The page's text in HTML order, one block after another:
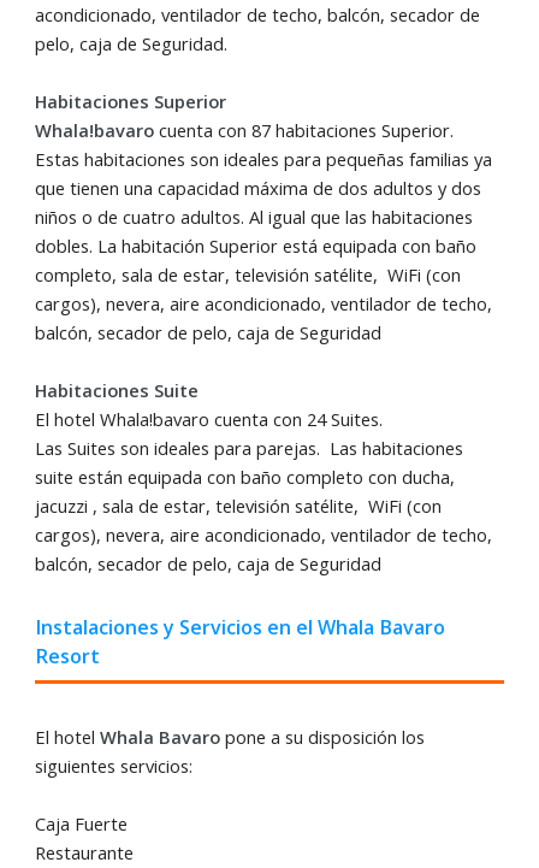
acondicionado, ventilador de techo, balcón, secador de
pelo, caja de Seguridad.
Habitaciones Superior
Whala!bavaro cuenta con 87 habitaciones Superior.
Estas habitaciones son ideales para pequeñas familias ya
que tienen una capacidad máxima de dos adultos y dos
niños o de cuatro adultos. Al igual que las habitaciones
dobles. La habitación Superior está equipada con baño
completo, sala de estar, televisión satélite, WiFi (con
cargos), nevera, aire acondicionado, ventilador de techo,
balcón, secador de pelo, caja de Seguridad
Habitaciones Suite
El hotel Whala!bavaro cuenta con 24 Suites.
Las Suites son ideales para parejas. Las habitaciones
suite están equipada con baño completo con ducha,
jacuzzi , sala de estar, televisión satélite, WiFi (con
cargos), nevera, aire acondicionado, ventilador de techo,
balcón, secador de pelo, caja de Seguridad
Instalaciones y Servicios en el Whala Bavaro
Resort
El hotelWhala Bavaro pone a su disposición los
siguientes servicios:
Caja Fuerte
Restaurante